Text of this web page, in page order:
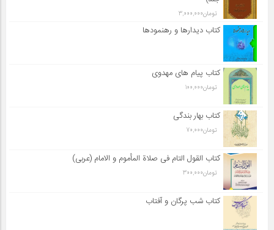
تومان3,000,000
کتاب دیدارها و رهنمودها
کتاب پیام های مهدوی
تومان100,000
کتاب بهار بندگی
تومان70,000
کتاب القول التام فی صلاة المأموم و الامام (عربی)
تومان300,000
کتاب شب پرگان و آفتاب